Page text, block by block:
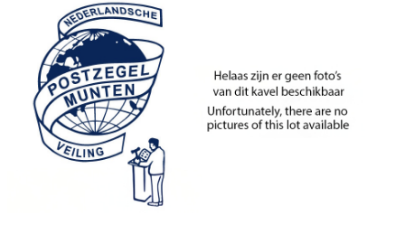
AGENDA
OVER ONS
Ons Team
80 jarig bestaan
CONTACT
ACCOUNT